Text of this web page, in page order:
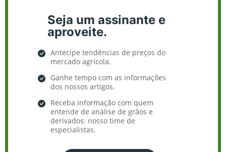
Seja um assinante e
aproveite.
Antecipe tendências de preços do
mercado agrícola.
Ganhe tempo com as informações
dos nossos artigos.
Receba informação com quem
entende de análise de grãos e
derivados: nosso time de
especialistas.